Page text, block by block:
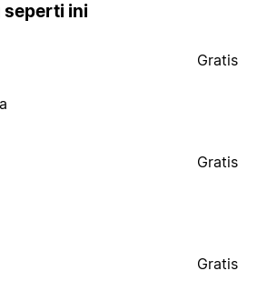
seperti ini
Gratis
Gratis
Gratis